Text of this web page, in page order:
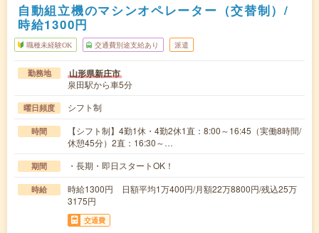
自動組立機のマシンオペレーター（交替制）/
時給1300円
職種未経験OK 交通費別途支給あり 派遣
勤務地 山形県新庄市
泉田駅から車5分
曜日頻度 シフト制
時間
【シフト制】4勤1休・4勤2休1直：8:00～16:45（実働8時間/
休憩45分）2直：16:30～…
期間 ・長期・即日スタートOK！
時給
時給1300円 日額平均1万400円/月額22万8800円/残込25万
3175円
交通費